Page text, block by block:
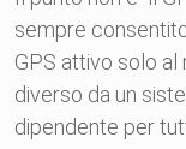
sempre
GPS attivo solo
diverso da un
dipendente per